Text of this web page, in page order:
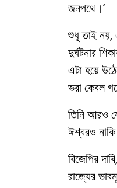
জনপথে।’
শুধু তাই নয়,
দুর্ঘটনার
এটা হয়ে
ভরা কেবল
তিনি আরও
ঈশ্বরও
বিজেপির
রাজ্যের